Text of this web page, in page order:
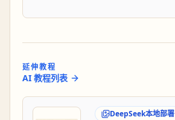
延伸教程
AI 教程列表
DeepSeek本地部署